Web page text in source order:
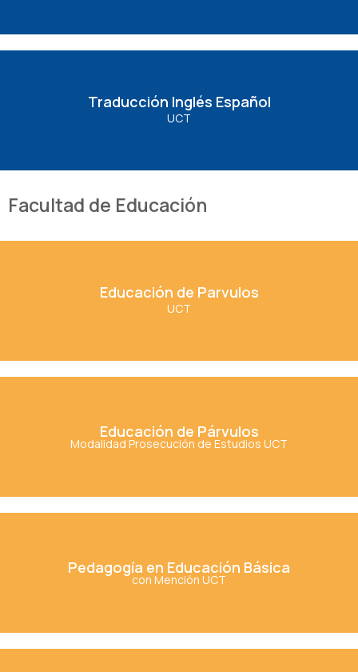
Traducción Inglés Español
UCT
Ver Carrera
Facultad de Educación
Educación de Parvulos
UCT
Ver Carrera
Educación de Párvulos
Modalidad Prosecución de Estudios UCT
Ver Carrera
Pedagogía en Educación Básica
con Mención UCT
Ver Carrera